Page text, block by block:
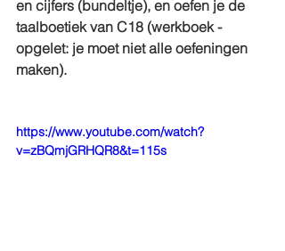
en cijfers (bundeltje), en oefen je de
taalboetiek van C18 (werkboek -
opgelet: je moet niet alle oefeningen
maken).
https://www.youtube.com/watch?
v=zBQmjGRHQR8&t=115s